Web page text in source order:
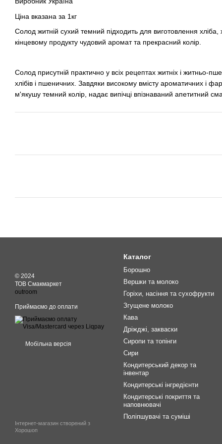
Ціна вказана за 1кг
Солод житній сухий темний підходить для виготовлення
кінцевому продукту чудовий аромат та прекрасний колір.
Солод присутній практично у всіх рецептах житніх і житньо-
хлібів і пшеничних. Завдяки високому вмісту ароматичних і
м'якушу темний колір, надає випічці впізнаваний апетитний
© 2024
ТОВ Смакмаркет
outroom
Приймаємо до оплати
Мобільна версія
Інтернет-магазин створений з
Хорошоп
Каталог
Борошно
Вершки та молоко
Горіхи, насіння та сухофрукти
Згущене молоко
Кава
Дріжджі, закваски
Сиропи та топінги
Сири
Кондитерський декор та
інвентар
Кондитерські інгредієнти
Кондитерські покриття та
наповнювачі
Поліпшувачі та суміші